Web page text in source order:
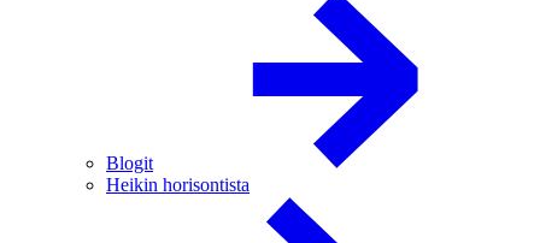
Blogit
Heikin horisontista